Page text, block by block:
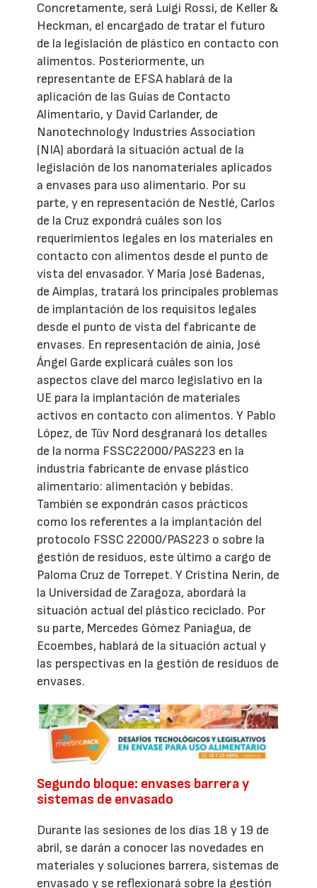
Concretamente, será Luigi Rossi, de Keller &
Heckman, el encargado de tratar el futuro
de la legislación de plástico en contacto con
alimentos. Posteriormente, un
representante de EFSA hablará de la
aplicación de las Guías de Contacto
Alimentario, y David Carlander, de
Nanotechnology Industries Association
(NIA) abordará la situación actual de la
legislación de los nanomateriales aplicados
a envases para uso alimentario. Por su
parte, y en representación de Nestlé, Carlos
de la Cruz expondrá cuáles son los
requerimientos legales en los materiales en
contacto con alimentos desde el punto de
vista del envasador. Y María José Badenas,
de Aimplas, tratará los principales problemas
de implantación de los requisitos legales
desde el punto de vista del fabricante de
envases. En representación de ainia, José
Ángel Garde explicará cuáles son los
aspectos clave del marco legislativo en la
UE para la implantación de materiales
activos en contacto con alimentos. Y Pablo
López, de Tüv Nord desgranará los detalles
de la norma FSSC22000/PAS223 en la
industria fabricante de envase plástico
alimentario: alimentación y bebidas.
También se expondrán casos prácticos
como los referentes a la implantación del
protocolo FSSC 22000/PAS223 o sobre la
gestión de residuos, este último a cargo de
Paloma Cruz de Torrepet. Y Cristina Nerin, de
la Universidad de Zaragoza, abordará la
situación actual del plástico reciclado. Por
su parte, Mercedes Gómez Paniagua, de
Ecoembes, hablará de la situación actual y
las perspectivas en la gestión de residuos de
envases.
Segundo bloque: envases barrera y
sistemas de envasado
Durante las sesiones de los días 18 y 19 de
abril, se darán a conocer las novedades en
materiales y soluciones barrera, sistemas de
envasado y se reflexionará sobre la gestión